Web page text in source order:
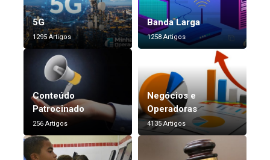
5G
1295 Artigos
Banda Larga
1258 Artigos
Conteúdo
Patrocinado
256 Artigos
Negócios e
Operadoras
4135 Artigos